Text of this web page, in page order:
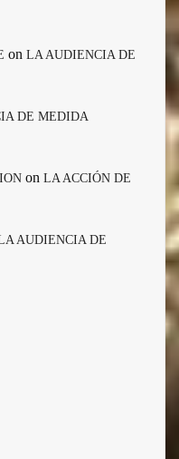
on LA AUDIENCIA DE
DE MEDIDA
on LA ACCIÓN DE
AUDIENCIA DE